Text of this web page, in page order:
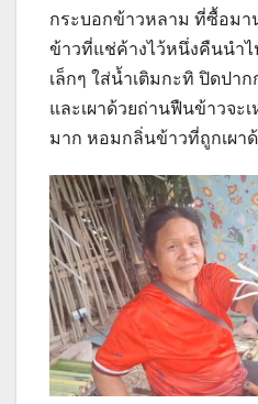
กระบอกข้าวหลาม ที่ซื้อมา
ข้าวที่แช่ค้างไว้หนึ่งคืนนำ
เล็กๆ ใส่น้ำเติมกะทิ ปิดปา
และเผาด้วยถ่านฟืนข้าวจะ
มาก หอมกลิ่นข้าวที่ถูกเผา